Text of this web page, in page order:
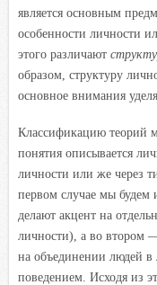
является основным
особенности личности
этого различают
образом, структуру
основное внимания
Классификацию теорий
понятия описывается
личности или же через
первом случае мы будем
делают акцент на
личности), а во втором
на объединении людей
поведением. Исходя из